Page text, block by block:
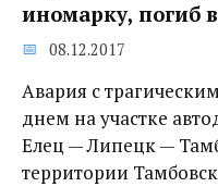
иномарку, погиб
08.12.2017
Авария с
днем на участке
Елец — Липецк —
территории